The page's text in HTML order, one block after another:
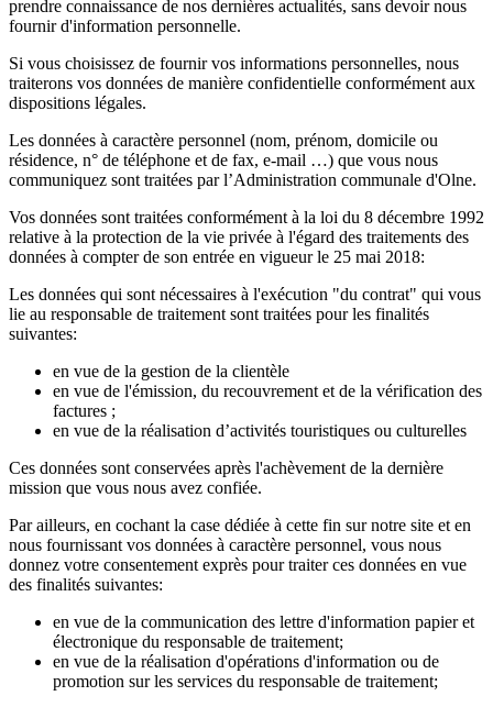
prendre connaissance de nos dernières actualités, sans devoir nous
fournir d'information personnelle.
Si vous choisissez de fournir vos informations personnelles, nous
traiterons vos données de manière confidentielle conformément aux
dispositions légales.
Les données à caractère personnel (nom, prénom, domicile ou
résidence, n° de téléphone et de fax, e-mail …) que vous nous
communiquez sont traitées par l’Administration communale d'Olne.
Vos données sont traitées conformément à la loi du 8 décembre 1992
relative à la protection de la vie privée à l'égard des traitements des
données à compter de son entrée en vigueur le 25 mai 2018:
Les données qui sont nécessaires à l'exécution "du contrat" qui vous
lie au responsable de traitement sont traitées pour les finalités
suivantes:
en vue de la gestion de la clientèle
en vue de l'émission, du recouvrement et de la vérification des
factures ;
en vue de la réalisation d’activités touristiques ou culturelles
Ces données sont conservées après l'achèvement de la dernière
mission que vous nous avez confiée.
Par ailleurs, en cochant la case dédiée à cette fin sur notre site et en
nous fournissant vos données à caractère personnel, vous nous
donnez votre consentement exprès pour traiter ces données en vue
des finalités suivantes:
en vue de la communication des lettre d'information papier et
électronique du responsable de traitement;
en vue de la réalisation d'opérations d'information ou de
promotion sur les services du responsable de traitement;